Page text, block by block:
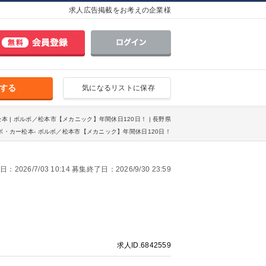
求人広告掲載をお考えの企業様
気になるリストに保存
る
| ボルボ／松本市【メカニック】年間休日120日！ | 長野県
・カー松本- ボルボ／松本市【メカニック】年間休日120日！
：2026/7/03 10:14 募集終了日：2026/9/30 23:59
求人ID.6842559